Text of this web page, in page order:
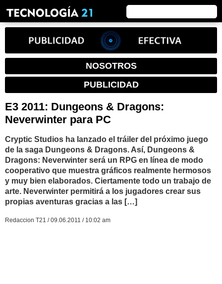
NOSOTROS
PUBLICIDAD
E3 2011: Dungeons & Dragons:
Neverwinter para PC
Cryptic Studios ha lanzado el tráiler del próximo juego
de la saga Dungeons & Dragons. Así, Dungeons &
Dragons: Neverwinter será un RPG en línea de modo
cooperativo que muestra gráficos realmente hermosos
y muy bien elaborados. Ciertamente todo un trabajo de
arte. Neverwinter permitirá a los jugadores crear sus
propias aventuras gracias a las […]
Redaccion T21 / 09.06.2011 / 10:02 am